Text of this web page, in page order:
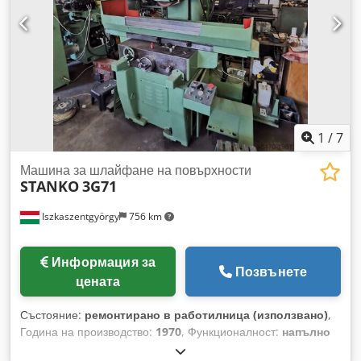
покритие Шлайфащ шпиндел с безподдръжни,
предварително натоварени прецизни наклонени сачмени
лагери Външен хидравличен агрегат Автоматична
централна смазка
работно пространство - Малко използвана -
Полуавтоматичен режим на работа Налична и готова за
демонстрация в нашата демонстрационна зала.
1 /7
Iszkaszentgyörgy 756 km
Машина за шлайфане на повърхности
STANKO3G71
Информация за
цената
Позвънете
Състояние: ремонтирано в работилница (използвано),
Година на производство: 1970, Функционалност: напълно
, Размери на масата: 800 x 200 мм